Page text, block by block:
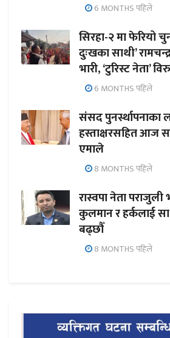
6 MONTHS पहिले
सिरहा-२ मा फेरियो
दुःखका साथी’
भारी, ‘टुरिस्ट नेता’
6 MONTHS पहिले
संसद पुनर्स्थापनाका
हस्ताक्षरसहित आज
एमाले
8 MONTHS पहिले
रास्वपा नेता
कुलमान र हर्कलाई
बढ्छौँ
8 MONTHS पहिले